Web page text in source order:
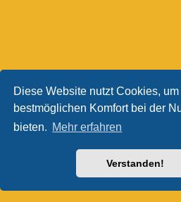
Diese Website nutzt Cookies,
bestmöglichen Komfort bei der
bieten. Mehr erfahren
Verstanden!